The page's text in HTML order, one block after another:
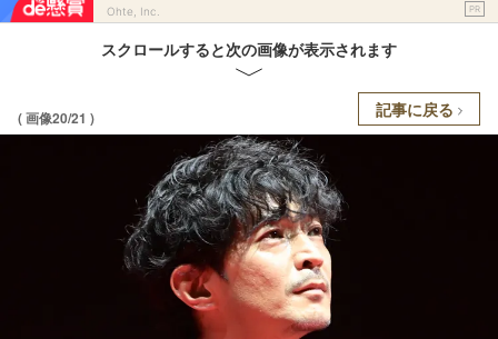
Ohte, Inc. PR
スクロールすると次の画像が表示されます
( 画像20/21 ) 記事に戻る